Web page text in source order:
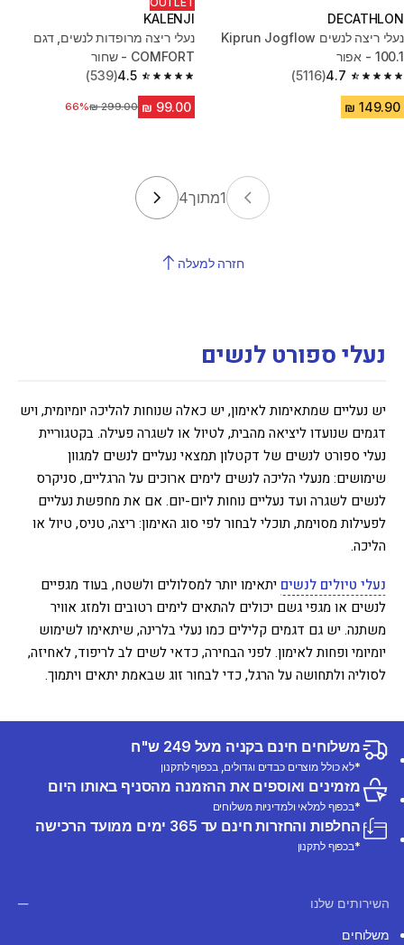
DECATHLON
נעלי ריצה לנשים Kiprun Jogflow
100.1 - אפור
4.7
4.7 out of 5 stars from 5116 reviews
(5116)
KALENJI
נעלי ריצה מרופדות לנשים, דגם
COMFORT - שחור
4.5
4.5 out of 5 stars from 539 reviews
(539)
מחיר לפני הנחה‏299.00 ₪
66%
1מתוך4
חזרה למעלה
נעלי ספורט לנשים
יש נעליים שמתאימות לאימון, יש כאלה שנוחות להליכה יומיומית, ויש
דגמים שנועדו ליציאה מהבית, לטיול או לשגרה פעילה. בקטגוריית
נעלי ספורט לנשים של דקטלון תמצאי נעליים לנשים למגוון
שימושים: מנעלי הליכה לנשים לימים ארוכים על הרגליים, סניקרס
לנשים לשגרה ועד נעליים נוחות ליום-יום. אם את מחפשת נעליים
לפעילות מסוימת, תוכלי לבחור לפי סוג האימון: ריצה, טניס, טיול או
הליכה.
נעלי טיולים לנשים יתאימו יותר למסלולים ולשטח, בעוד מגפיים
לנשים או מגפי גשם יכולים להתאים לימים רטובים ולמזג אוויר
משתנה. יש גם דגמים קלילים כמו נעלי בלרינה, שיתאימו לשימוש
יומיומי ופחות לאימון. לפני הבחירה, כדאי לשים לב לריפוד, לאחיזה,
לסוליה ולתחושה על הרגל, כדי לבחור זוג שבאמת יתאים ויתמוך.
משלוחים חינם בקניה מעל 249 ש"ח
*לא כולל מוצרים כבדים וגדולים, בכפוף לתקנון
מזמינים ואוספים את ההזמנה מהסניף באותו היום
*בכפוף למלאי ולמדיניות משלוחים
החלפות והחזרות חינם עד 365 ימים ממועד הרכישה
*בכפוף לתקנון
השירותים שלנו
משלוחים